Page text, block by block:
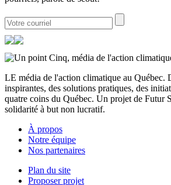
LE média de l'action climatique au Québec.
inspirantes, des solutions pratiques, des
quatre coins du Québec. Un projet de Futur
solidarité à but non lucratif.
À propos
Notre équipe
Nos partenaires
Plan du site
Proposer projet